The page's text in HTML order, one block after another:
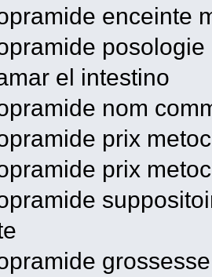
enceinte
el intestino
nom
prix
prix